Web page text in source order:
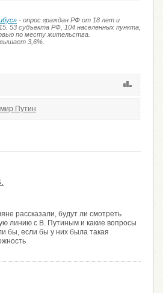
- опрос граждан РФ от 18 лет и
53 субъекта РФ, 104 населенных пункта,
по месту жительства.
3,6%.
Путин
рассказали, будут ли смотреть
линию с В. Путиным и какие вопросы
бы, если бы у них была такая